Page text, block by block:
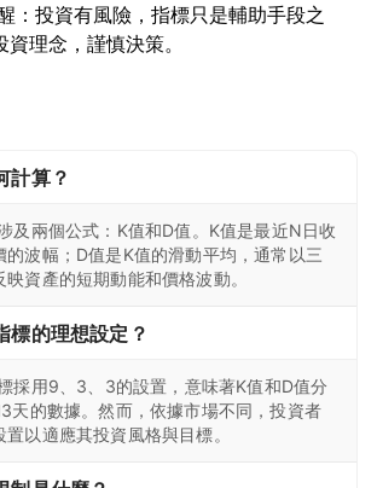
投資有風險，指標只是輔助手段之
計算？
及兩個公式：K值和D值。K值是最近N日收
的波幅；D值是K值的滑動平均，通常以三
資產的短期動能和價格波動。
標的理想設定？
採用9、3、3的設置，意味著K值和D值分
天的數據。然而，依據市場不同，投資者
以適應其投資風格與目標。